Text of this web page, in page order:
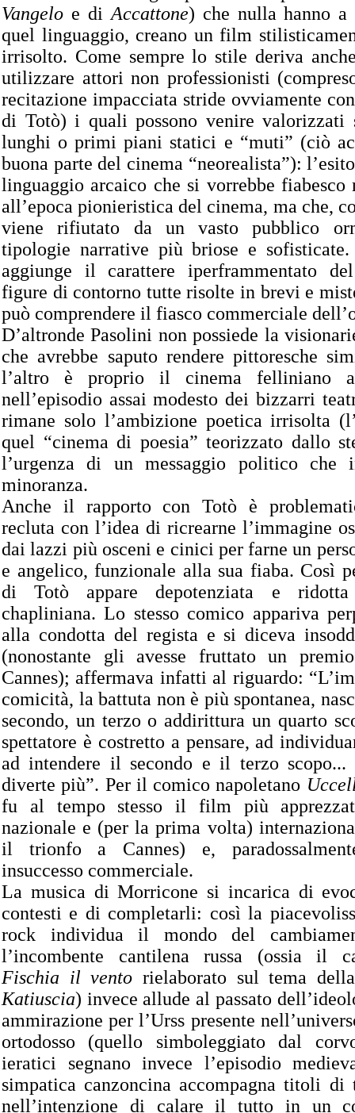
Vangelo e di Accattone) che nulla hanno a
quel linguaggio, creano un film
irrisolto. Come sempre lo stile deriva
utilizzare attori non professionisti
recitazione impacciata stride ovviamente
di Totò) i quali possono venire valorizzati
lunghi o primi piani statici e “muti” (ciò
buona parte del cinema “neorealista”):
linguaggio arcaico che si vorrebbe fiabesco
all’epoca pionieristica del cinema, ma che,
viene rifiutato da un vasto pubblico
tipologie narrative più briose e
aggiunge il carattere iperframmentato
figure di contorno tutte risolte in brevi e
può comprendere il fiasco commerciale
D’altronde Pasolini non possiede la
che avrebbe saputo rendere pittoresche
l’altro è proprio il cinema felliniano
nell’episodio assai modesto dei bizzarri
rimane solo l’ambizione poetica irrisolta
quel “cinema di poesia” teorizzato dallo
l’urgenza di un messaggio politico che
minoranza.
Anche il rapporto con Totò è
recluta con l’idea di ricrearne l’immagine
dai lazzi più osceni e cinici per farne un
e angelico, funzionale alla sua fiaba. Così
di Totò appare depotenziata e
chapliniana. Lo stesso comico appariva
alla condotta del regista e si diceva
(nonostante gli avesse fruttato un
Cannes); affermava infatti al riguardo:
comicità, la battuta non è più spontanea,
secondo, un terzo o addirittura un quarto
spettatore è costretto a pensare, ad
ad intendere il secondo e il terzo
diverte più”. Per il comico napoletano
fu al tempo stesso il film più
nazionale e (per la prima volta)
il trionfo a Cannes) e,
insuccesso commerciale.
La musica di Morricone si incarica di
contesti e di completarli: così la
rock individua il mondo del
l’incombente cantilena russa (ossia il
Fischia il vento rielaborato sul tema
Katiuscia) invece allude al passato
ammirazione per l’Urss presente
ortodosso (quello simboleggiato dal
ieratici segnano invece l’episodio
simpatica canzoncina accompagna titoli di
nell’intenzione di calare il tutto in un